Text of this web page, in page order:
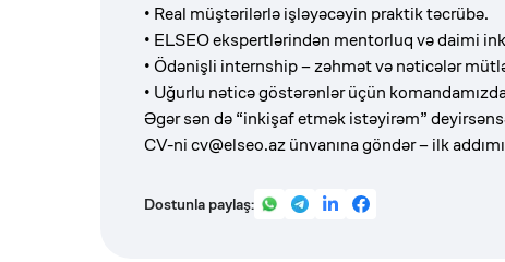
• Real müştərilərlə işləyəcəyin praktik təcrübə.
• ELSEO ekspertlərindən mentorluq və daimi
•Ödənişli internship – zəhmət və nəticələr
• Uğurlu nəticə göstərənlər üçün
Əgər sən də “inkişaf etmək istəyirəm”
CV-nicv@elseo.azünvanına göndər – ilk
Dostunla paylaş: